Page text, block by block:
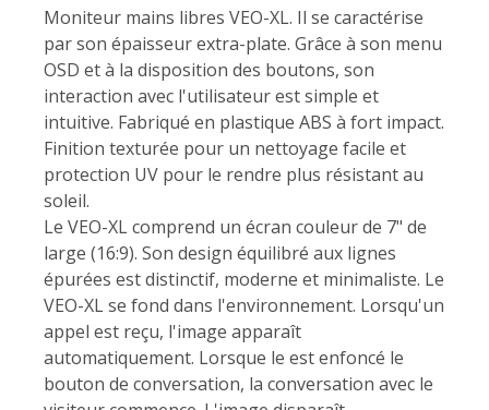
Moniteur mains libres VEO-XL. Il se caractérise
par son épaisseur extra-plate. Grâce à son menu
OSD et à la disposition des boutons, son
interaction avec l'utilisateur est simple et
intuitive. Fabriqué en plastique ABS à fort impact.
Finition texturée pour un nettoyage facile et
protection UV pour le rendre plus résistant au
soleil.
Le VEO-XL comprend un écran couleur de 7" de
large (16:9). Son design équilibré aux lignes
épurées est distinctif, moderne et minimaliste. Le
VEO-XL se fond dans l'environnement. Lorsqu'un
appel est reçu, l'image apparaît
automatiquement. Lorsque le est enfoncé le
bouton de conversation, la conversation avec le